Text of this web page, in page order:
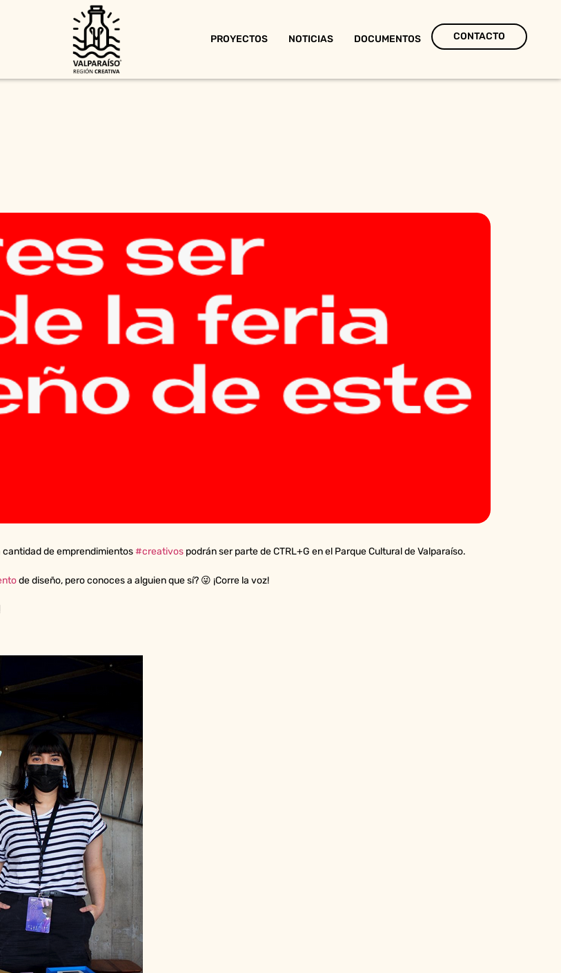
PROYECTOS NOTICIAS DOCUMENTOS CONTACTO
de emprendimientos#creativos podrán ser parte de CTRL+G en el Parque Cultural de Valparaíso.
de diseño, pero conoces a alguien que sí? 😜 ¡Corre la voz!